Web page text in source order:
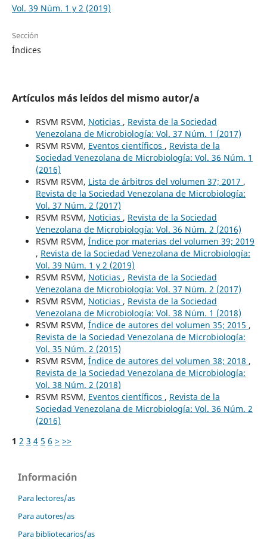
Vol. 39 Núm. 1 y 2 (2019)
Sección
Índices
Artículos más leídos del mismo autor/a
RSVM RSVM, Noticias , Revista de la Sociedad
Venezolana de Microbiología: Vol. 37 Núm. 1 (2017)
RSVM RSVM, Eventos científicos , Revista de la
Sociedad Venezolana de Microbiología: Vol. 36 Núm. 1
(2016)
RSVM RSVM, Lista de árbitros del volumen 37; 2017 ,
Revista de la Sociedad Venezolana de Microbiología:
Vol. 37 Núm. 2 (2017)
RSVM RSVM, Noticias , Revista de la Sociedad
Venezolana de Microbiología: Vol. 36 Núm. 2 (2016)
RSVM RSVM, Índice por materias del volumen 39; 2019
, Revista de la Sociedad Venezolana de Microbiología:
Vol. 39 Núm. 1 y 2 (2019)
RSVM RSVM, Noticias , Revista de la Sociedad
Venezolana de Microbiología: Vol. 37 Núm. 2 (2017)
RSVM RSVM, Noticias , Revista de la Sociedad
Venezolana de Microbiología: Vol. 38 Núm. 1 (2018)
RSVM RSVM, Índice de autores del volumen 35; 2015 ,
Revista de la Sociedad Venezolana de Microbiología:
Vol. 35 Núm. 2 (2015)
RSVM RSVM, Índice de autores del volumen 38; 2018 ,
Revista de la Sociedad Venezolana de Microbiología:
Vol. 38 Núm. 2 (2018)
RSVM RSVM, Eventos científicos , Revista de la
Sociedad Venezolana de Microbiología: Vol. 36 Núm. 2
(2016)
1 2 3 4 5 6 > >>
Información
Para lectores/as
Para autores/as
Para bibliotecarios/as